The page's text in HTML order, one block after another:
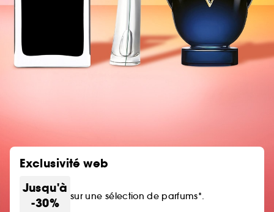
Exclusivité web
Jusqu'à
-30%
sur une sélection de parfums*.